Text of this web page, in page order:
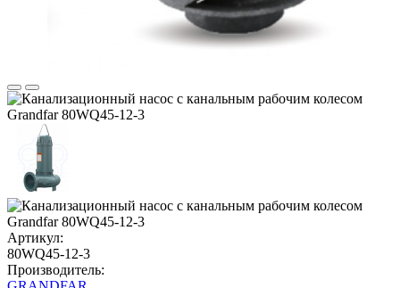
Артикул:
80WQ45-12-3
Производитель: